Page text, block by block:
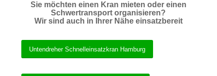
Sie möchten einen Kran mieten oder einen
Schwertransport organisieren?
Wir sind auch in Ihrer Nähe einsatzbereit
Untendreher Schnelleinsatzkran Hamburg